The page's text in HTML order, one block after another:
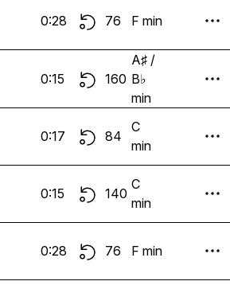
0:28 76 F min
0:15 160
A♯ /
B♭
min
0:17 84
C
min
0:15 140
C
min
0:28 76 F min